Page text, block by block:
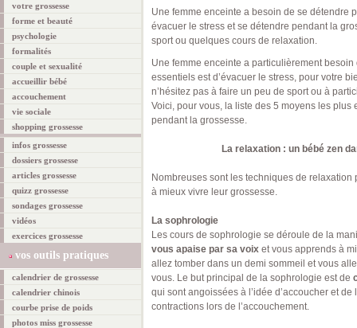
votre grossesse
forme et beauté
psychologie
formalités
couple et sexualité
accueillir bébé
accouchement
vie sociale
shopping grossesse
infos grossesse
dossiers grossesse
articles grossesse
quizz grossesse
sondages grossesse
vidéos
exercices grossesse
vos outils pratiques
calendrier de grossesse
calendrier chinois
courbe prise de poids
photos miss grossesse
Une femme enceinte a besoin de se détendre
évacuer le stress et se détendre pendant la
sport ou quelques cours de relaxation.
Une femme enceinte a particulièrement besoin
essentiels est d’évacuer le stress, pour votre
n’hésitez pas à faire un peu de sport ou à
Voici, pour vous, la liste des 5 moyens les plus
pendant la grossesse.
La relaxation : un bébé zen
Nombreuses sont les techniques de
à mieux vivre leur grossesse.
La sophrologie
Les cours de sophrologie se déroule de la
vous apaise par sa voix et vous apprends à
allez tomber dans un demi sommeil et vous
vous. Le but principal de la sophrologie est de
qui sont angoissées à l’idée d’accoucher et
contractions lors de l’accouchement.